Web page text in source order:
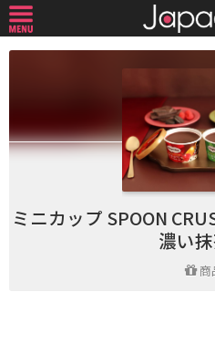
ミニカップ SPOON
濃い抹
商